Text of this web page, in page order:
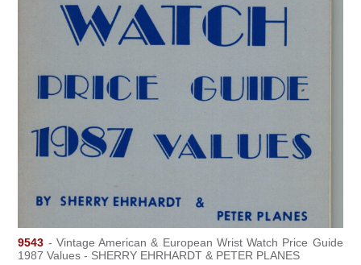
9543 - Vintage American & European Wrist Watch Price Guide
1987 Values - SHERRY EHRHARDT & PETER PLANES